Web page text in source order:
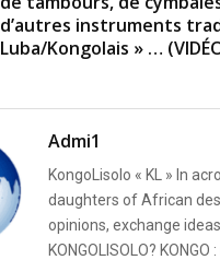
d’autres instruments
Luba/Kongolais » …
Admi1
KongoLisolo « KL » In
daughters of African
opinions, exchange
KONGOLISOLO?